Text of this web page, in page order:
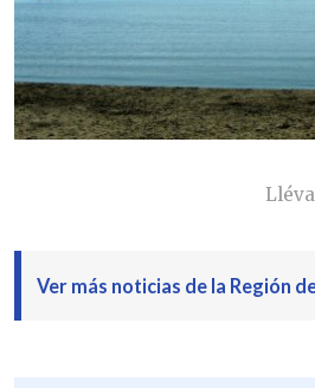
Ver más noticias de la Región